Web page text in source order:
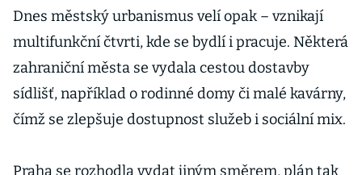
Dnes městský urbanismus velí opak – vznikají
multifunkční čtvrti, kde se bydlí i pracuje. Některá
zahraniční města se vydala cestou dostavby
sídlišť, například o rodinné domy či malé kavárny,
čímž se zlepšuje dostupnost služeb i sociální mix.
Praha se rozhodla vydat jiným směrem, plán tak